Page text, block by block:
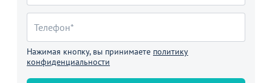
Нажимая кнопку, вы принимаете политику
конфиденциальности